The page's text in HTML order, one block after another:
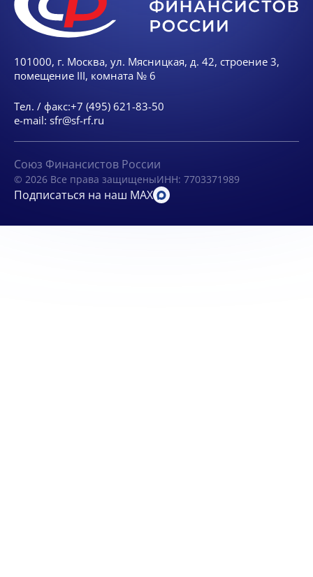
101000, г. Москва, ул. Мясницкая, д. 42, строение 3,
помещение III, комната № 6
Тел. / факс:+7 (495) 621-83-50
e-mail: sfr@sf-rf.ru
Союз Финансистов России
© 2026 Все права защищеныИНН: 7703371989
Подписаться на наш MAX